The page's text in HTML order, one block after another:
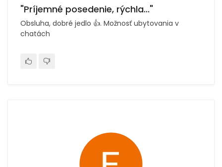
"Príjemné posedenie, rýchla..."
Obsluha, dobré jedlo 👍. Možnosť ubytovania v
chatách